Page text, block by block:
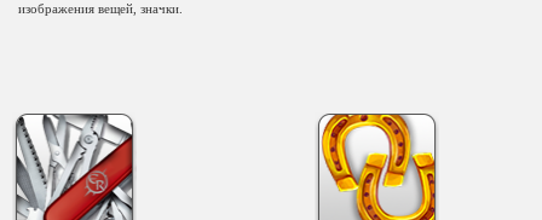
изображения вещей, значки.